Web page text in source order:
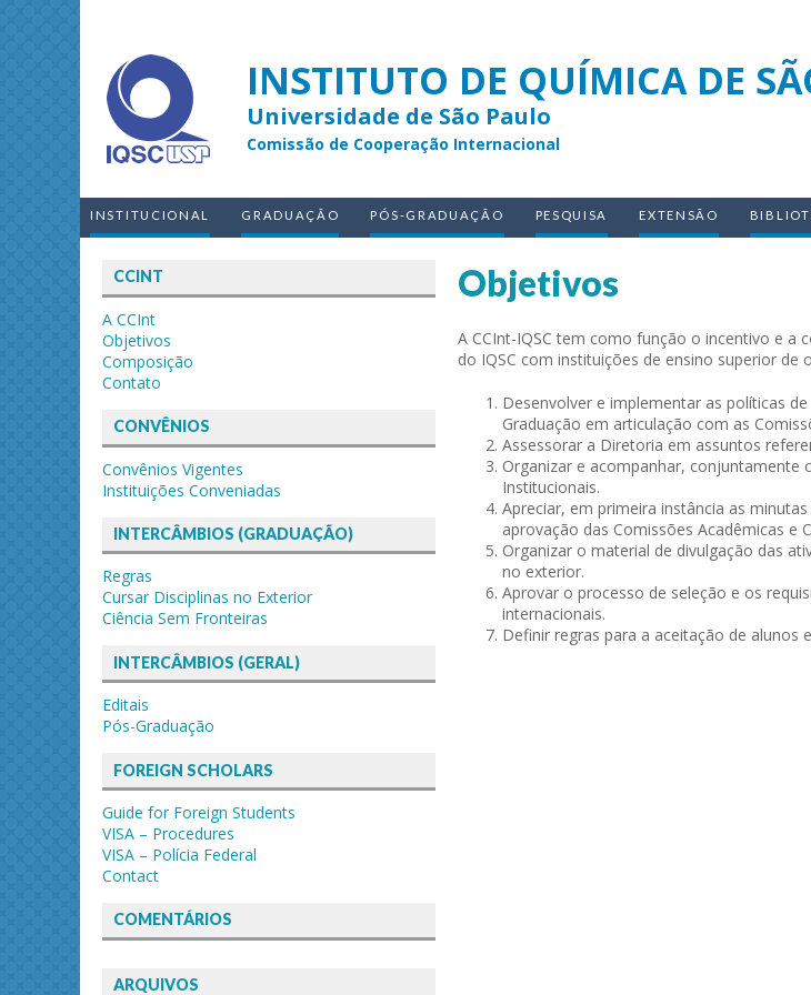
INSTITUTO DE QUÍMICA DE
Universidade de São Paulo
Comissão de Cooperação Internacional
INSTITUCIONAL GRADUAÇÃO PÓS-GRADUAÇÃO PESQUISA EXTENSÃO
Objetivos
A CCInt-IQSC tem como função o incentivo e a
do IQSC com instituições de ensino superior
Desenvolver e implementar as políticas
Graduação em articulação com as
Assessorar a Diretoria em assuntos
Organizar e acompanhar, conjuntamente
Institucionais.
Apreciar, em primeira instância as
aprovação das Comissões Acadêmicas e
Organizar o material de divulgação das
no exterior.
Aprovar o processo de seleção e os
internacionais.
Definir regras para a aceitação de alunos
CCINT
A CCInt
Objetivos
Composição
Contato
CONVÊNIOS
Convênios Vigentes
Instituições Conveniadas
INTERCÂMBIOS (GRADUAÇÃO)
Regras
Cursar Disciplinas no Exterior
Ciência Sem Fronteiras
INTERCÂMBIOS (GERAL)
Editais
Pós-Graduação
FOREIGN SCHOLARS
Guide for Foreign Students
VISA – Procedures
VISA – Polícia Federal
Contact
COMENTÁRIOS
ARQUIVOS